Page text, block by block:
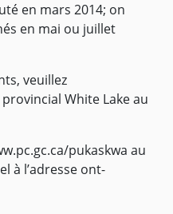
en mars 2014; on
en mai ou juillet
veuillez
White Lake au
pukaskwa au
à l’adresse ont-